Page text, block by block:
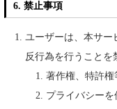
6. 禁止事項
ユーザーは、本サー
反行為を行うことを
著作権、特許
プライバシーを